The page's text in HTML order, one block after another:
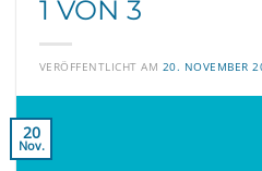
1 VON 3
VERÖFFENTLICHT AM 20. NOVEMBER
20
Nov.